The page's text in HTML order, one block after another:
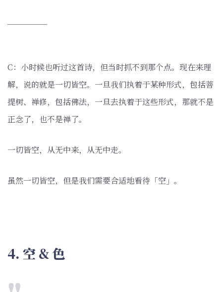
─────
C：小时候也听过这首诗，但当时抓不到那个点。现在来理
解，说的就是一切皆空。一旦我们执着于某种形式，包括菩
提树、禅修，包括佛法，一旦去执着于这些形式，那就不是
正念了，也不是禅了。
一切皆空，从无中来，从无中走。
虽然一切皆空，但是我们需要合适地看待「空」。
4. 空 & 色